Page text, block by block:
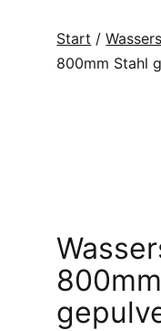
Start /
800mm Stahl